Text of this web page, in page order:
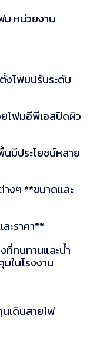
ม หน่วยงาน
งโฟมปรับระดับ
โฟมอีพีเอสปิดผิว
นมีประโยชน์หลาย
งๆ **ขนาดเเละ
ะราคา**
ที่ทนทานและน้ำ
ในโรงงาน
เดินสายไฟ